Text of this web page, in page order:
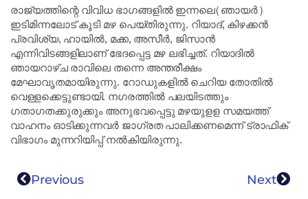
രാജ്യത്തിന്റെ വിവിധ ഭാഗങ്ങളിൽ ഇന്നലെ(ഞായർ)
ഇടിമിന്നലോട് കൂടി മഴ പെയ്തിരുന്നു. റിയാദ്, കിഴക്കൻ
പ്രവിശ്യ, ഹായിൽ, മക്ക, അസീർ, ജിസാൻ
എന്നിവിടങ്ങളിലാണ് ഭേദപ്പെട്ട മഴ ലഭിച്ചത്. റിയാദിൽ
ഞായറാഴ്ച രാവിലെ തന്നെ അന്തരീക്ഷം
മേഘാവൃതമായിരുന്നു. റോഡുകളിൽ ചെറിയ തോതിൽ
വെള്ളക്കെട്ടുണ്ടായി. നഗരത്തിൽ പലയിടത്തും
ഗതാഗതക്കുരുക്കും അനുഭവപ്പെട്ടു മഴയുളള സമയത്ത്
വാഹനം ഓടിക്കുന്നവർ ജാഗ്രത പാലിക്കണമെന്ന് ട്രാഫിക്
വിഭാഗം മുന്നറിയിപ്പ് നൽകിയിരുന്നു.
Previous Next